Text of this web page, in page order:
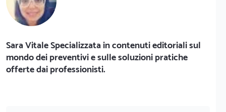
Sara Vitale Specializzata in contenuti editoriali sul
mondo dei preventivi e sulle soluzioni pratiche
offerte dai professionisti.